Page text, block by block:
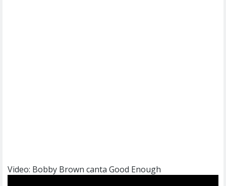
Video: Bobby Brown canta Good Enough